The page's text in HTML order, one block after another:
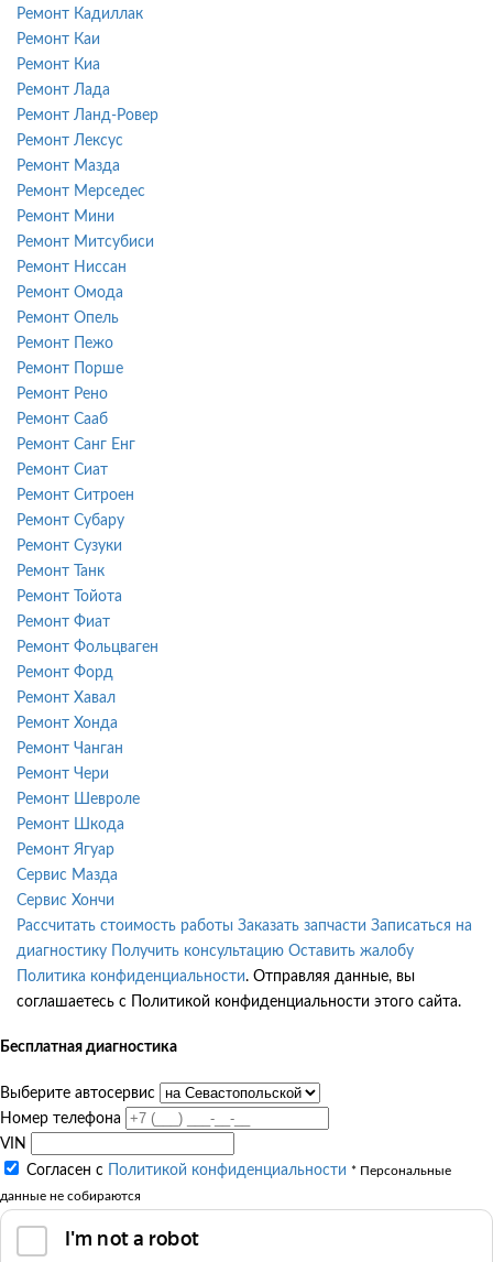
Ремонт Кадиллак
Ремонт Каи
Ремонт Киа
Ремонт Лада
Ремонт Ланд-Ровер
Ремонт Лексус
Ремонт Мазда
Ремонт Мерседес
Ремонт Мини
Ремонт Митсубиси
Ремонт Ниссан
Ремонт Омода
Ремонт Опель
Ремонт Пежо
Ремонт Порше
Ремонт Рено
Ремонт Сааб
Ремонт Санг Енг
Ремонт Сиат
Ремонт Ситроен
Ремонт Субару
Ремонт Сузуки
Ремонт Танк
Ремонт Тойота
Ремонт Фиат
Ремонт Фольцваген
Ремонт Форд
Ремонт Хавал
Ремонт Хонда
Ремонт Чанган
Ремонт Чери
Ремонт Шевроле
Ремонт Шкода
Ремонт Ягуар
Сервис Мазда
Сервис Хончи
Рассчитать стоимость работы Заказать запчасти Записаться на
диагностику
Получить консультацию Оставить жалобу
Политика конфиденциальности. Отправляя данные, вы
соглашаетесь с Политикой конфиденциальности этого сайта.
Бесплатная диагностика
Выберите автосервис
Номер телефона
VIN
Согласен с
Политикой конфиденциальности * Персональные
данные не собираются